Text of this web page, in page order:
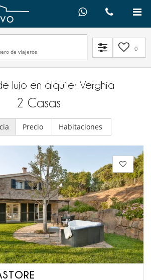
de viajeros 0
lujo en alquiler​ Verghia
2 Casas
Precio Habitaciones